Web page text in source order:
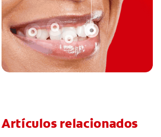
Artículos relacionados